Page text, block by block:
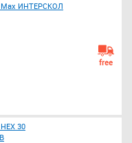
Max ИНТЕРСКОЛ
free
30